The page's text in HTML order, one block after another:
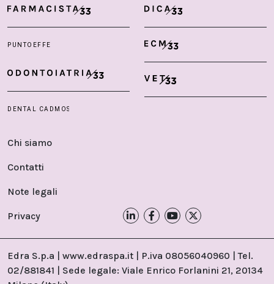
Chi siamo
Contatti
Note legali
Privacy
Edra S.p.a | www.edraspa.it | P.iva 08056040960 | Tel.
02/881841 | Sede legale: Viale Enrico Forlanini 21, 20134